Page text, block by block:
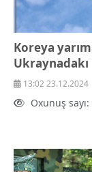
Koreya
Ukraynadakı
13:02 23.12.2024
Oxunuş